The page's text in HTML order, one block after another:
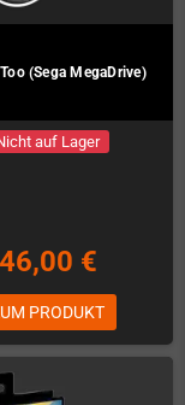
(Sega MegaDrive)
auf Lager
46,00 €
PRODUKT